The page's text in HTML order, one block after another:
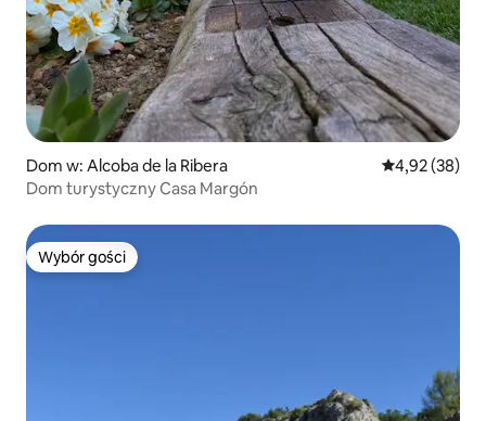
Dom w: Alcoba de la Ribera Średnia
4,92 (38)
Dom turystyczny Casa Margón
Wybór gości
Wybór gości